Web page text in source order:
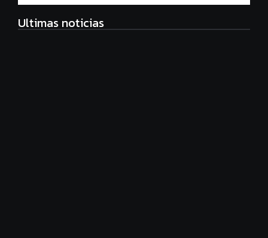
Ultimas noticias